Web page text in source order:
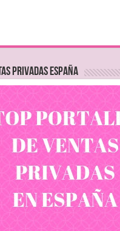
PRIVADAS ESPAÑA